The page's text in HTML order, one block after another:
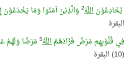
يُخَادِعُوْنَاللّهَ2 وَالَّذِيْنَ آمَنُوا وَمَا يَخْدَعُوْنَ
البقرة
فِي قُلُوْبِهِم مَرَضٌ فَزَادَهُمُاللّهُ5 مَرَضًا وَلَهُمْ
(10) البقرة